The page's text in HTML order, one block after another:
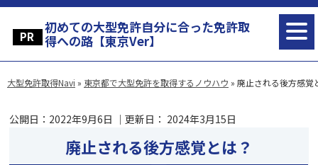
初めての大型免許自分に合った免許取
得への路【東京Ver】
大型免許取得Navi » 東京都で大型免許を取得するノウハウ » 廃止される後方感覚
公開日： 2022年9月6日 ｜更新日： 2024年3月15日
廃止される後方感覚とは？